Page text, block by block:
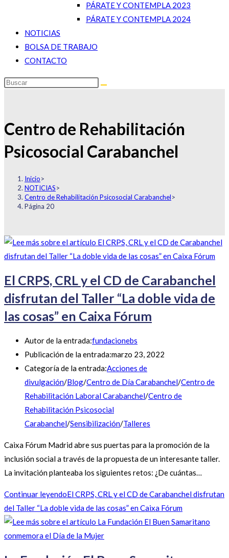
PÁRATE Y CONTEMPLA 2023
PÁRATE Y CONTEMPLA 2024
NOTICIAS
BOLSA DE TRABAJO
CONTACTO
Centro de Rehabilitación
Psicosocial Carabanchel
Inicio>
NOTICIAS>
Centro de Rehabilitación Psicosocial Carabanchel>
Página 20
El CRPS, CRL y el CD de Carabanchel
disfrutan del Taller “La doble vida de
las cosas” en Caixa Fórum
Autor de la entrada:fundacionebs
Publicación de la entrada:marzo 23, 2022
Categoría de la entrada:Acciones de
divulgación/Blog/Centro de Día Carabanchel/Centro de
Rehabilitación Laboral Carabanchel/Centro de
Rehabilitación Psicosocial
Carabanchel/Sensibilización/Talleres
Caixa Fórum Madrid abre sus puertas para la promoción de la
inclusión social a través de la propuesta de un interesante taller.
La invitación planteaba los siguientes retos: ¿De cuántas…
Continuar leyendoEl CRPS, CRL y el CD de Carabanchel disfrutan
del Taller “La doble vida de las cosas” en Caixa Fórum